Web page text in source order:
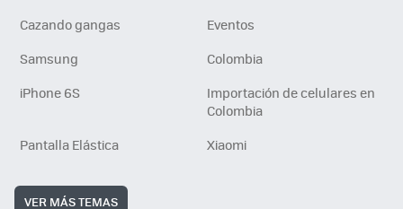
Cazando gangas
Eventos
Samsung
Colombia
iPhone 6S
Importación de celulares en
Colombia
Pantalla Elástica
Xiaomi
VER MÁS TEMAS